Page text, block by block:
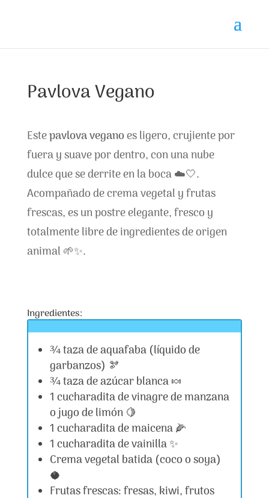
Pavlova Vegano
Estepavlova veganoes ligero, crujiente por
fuera y suave por dentro, con una nube
dulce que se derrite en la boca ☁️🤍.
Acompañado de crema vegetal y frutas
frescas, es un postre elegante, fresco y
totalmente libre de ingredientes de origen
animal 🌱✨.
Ingredientes:
¾ taza de aquafaba (líquido de
garbanzos) 🫘
¾ taza de azúcar blanca 🍬
1 cucharadita de vinagre de manzana
o jugo de limón 🍋
1 cucharadita de maicena 🌽
1 cucharadita de vainilla ✨
Crema vegetal batida (coco o soya)
🥥
Frutas frescas: fresas, kiwi, frutos